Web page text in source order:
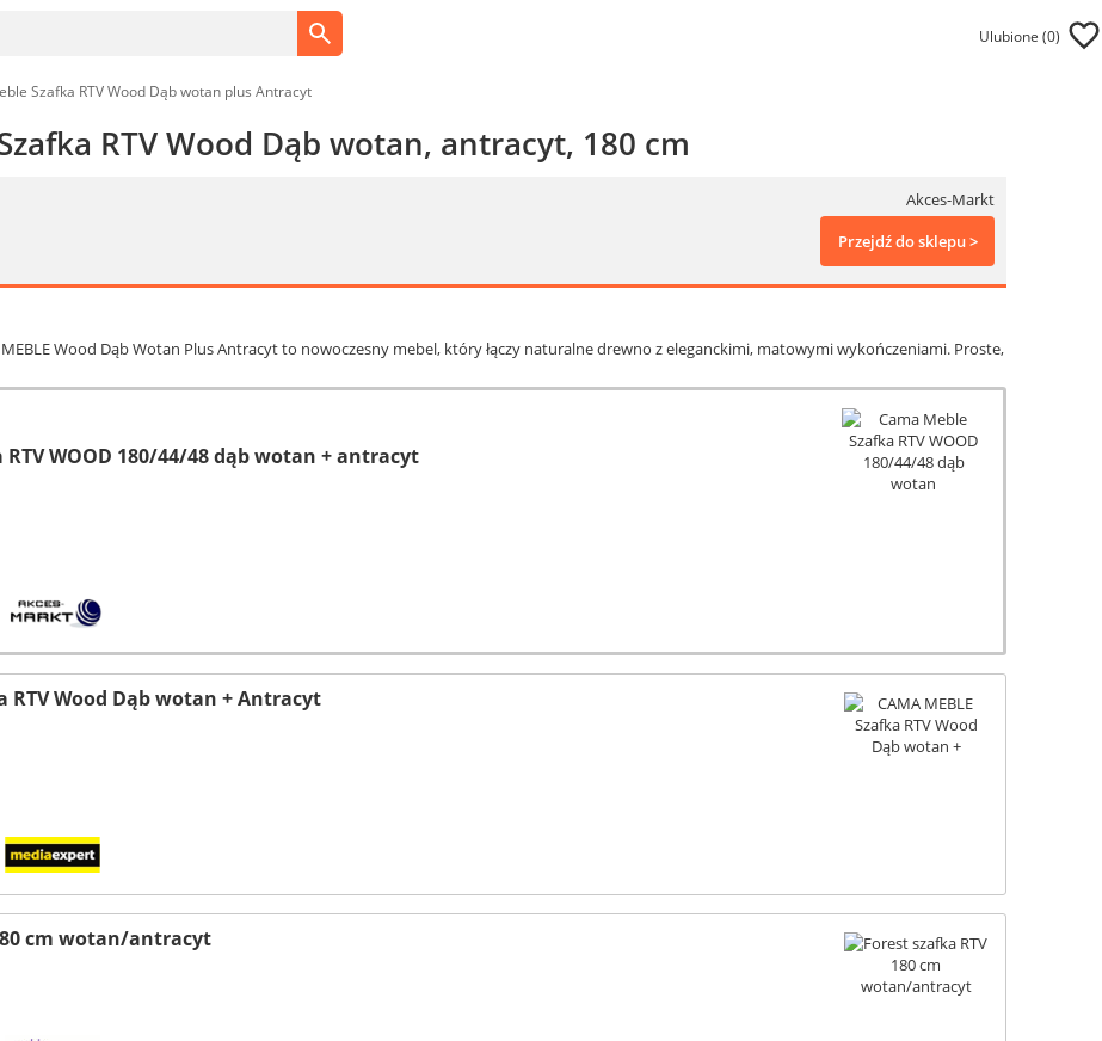
Ulubione (0)
Szafka RTV Wood Dąb wotan plus Antracyt
RTV Wood Dąb wotan, antracyt, 180 cm
Akces-Markt
Przejdź do sklepu >
MEBLE Wood Dąb Wotan Plus Antracyt to nowoczesny mebel, który łączy naturalne drewno z eleganckimi, matowymi wykończeniami. Proste,
RTV WOOD 180/44/48 dąb wotan + antracyt
RTV Wood Dąb wotan + Antracyt
cm wotan/antracyt